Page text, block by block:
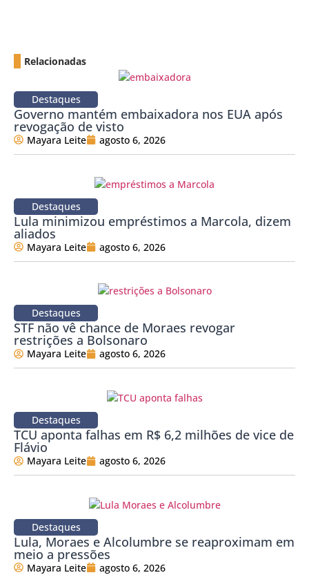
Relacionadas
Destaques
Governo mantém embaixadora nos EUA após
revogação de visto
Mayara Leite agosto 6, 2026
Destaques
Lula minimizou empréstimos a Marcola, dizem
aliados
Mayara Leite agosto 6, 2026
Destaques
STF não vê chance de Moraes revogar
restrições a Bolsonaro
Mayara Leite agosto 6, 2026
Destaques
TCU aponta falhas em R$ 6,2 milhões de vice de
Flávio
Mayara Leite agosto 6, 2026
Destaques
Lula, Moraes e Alcolumbre se reaproximam em
meio a pressões
Mayara Leite agosto 6, 2026